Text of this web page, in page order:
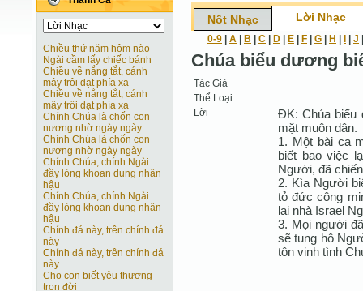
Chiều thứ năm hôm nào
Ngài cầm lấy chiếc bánh
Chiều về nắng tắt, cánh
mây trôi dạt phía xa
Chiều về nắng tắt, cánh
mây trôi dạt phía xa
Chính Chúa là chốn con
nương nhờ ngày ngày
Chính Chúa là chốn con
nương nhờ ngày ngày
Chính Chúa, chính Ngài
đầy lòng khoan dung nhân
hậu
Chính Chúa, chính Ngài
đầy lòng khoan dung nhân
hậu
Chính đá này, trên chính đá
này
Chính đá này, trên chính đá
này
Cho con biết yêu thương
trọn đời
Nốt Nhạc Lời Nhạc
0-9 A B C D E F G H J
Chúa biểu dương
Tác Giả
Thể Loại
Lời
ÐK: Chúa
mặt muôn dân.
1. Một bài ca
biết bao việc
Người, đã
2. Kìa Người
tỏ đức công
lại nhà Israel
3. Mọi người
sẽ tung hô
tôn vinh tình